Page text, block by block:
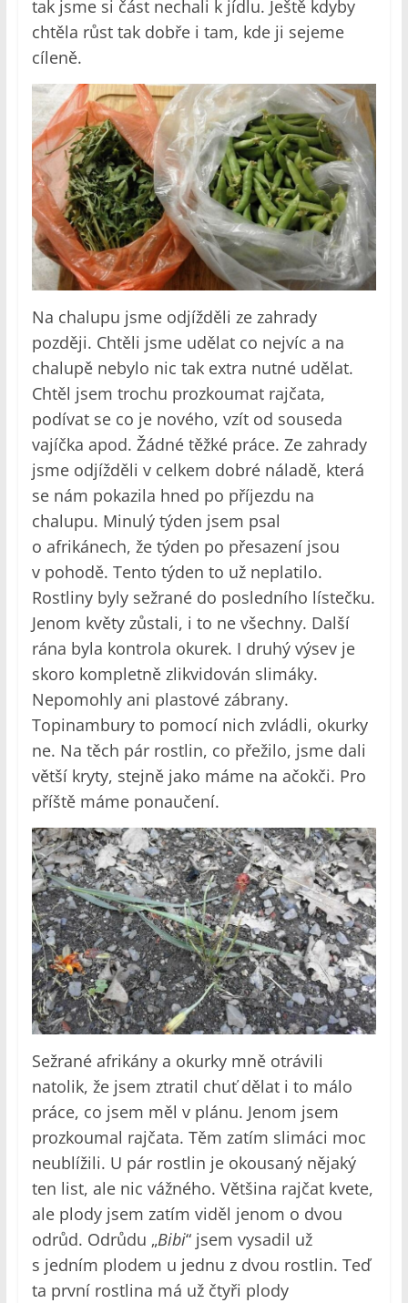
tak jsme si část nechali k jídlu. Ještě kdyby
chtěla růst tak dobře i tam, kde ji sejeme
cíleně.
Na chalupu jsme odjížděli ze zahrady
později. Chtěli jsme udělat co nejvíc a na
chalupě nebylo nic tak extra nutné udělat.
Chtěl jsem trochu prozkoumat rajčata,
podívat se co je nového, vzít od souseda
vajíčka apod. Žádné těžké práce. Ze zahrady
jsme odjížděli v celkem dobré náladě, která
se nám pokazila hned po příjezdu na
chalupu. Minulý týden jsem psal
o afrikánech, že týden po přesazení jsou
v pohodě. Tento týden to už neplatilo.
Rostliny byly sežrané do posledního lístečku.
Jenom květy zůstali, i to ne všechny. Další
rána byla kontrola okurek. I druhý výsev je
skoro kompletně zlikvidován slimáky.
Nepomohly ani plastové zábrany.
Topinambury to pomocí nich zvládli, okurky
ne. Na těch pár rostlin, co přežilo, jsme dali
větší kryty, stejně jako máme na ačokči. Pro
příště máme ponaučení.
Sežrané afrikány a okurky mně otrávili
natolik, že jsem ztratil chuť dělat i to málo
práce, co jsem měl v plánu. Jenom jsem
prozkoumal rajčata. Těm zatím slimáci moc
neublížili. U pár rostlin je okousaný nějaký
ten list, ale nic vážného. Většina rajčat kvete,
ale plody jsem zatím viděl jenom o dvou
odrůd. Odrůdu „Bibi“ jsem vysadil už
s jedním plodem u jednu z dvou rostlin. Teď
ta první rostlina má už čtyři plody